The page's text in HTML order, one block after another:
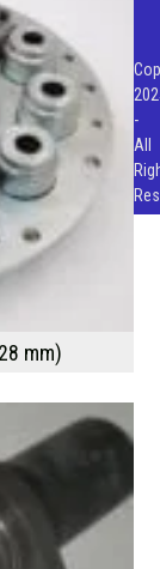
mm)
-
All